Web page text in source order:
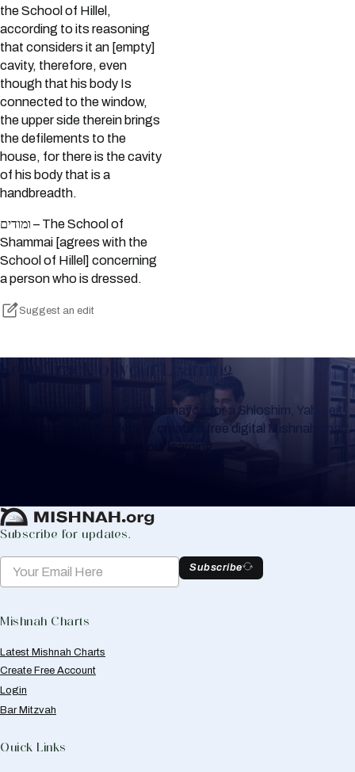
the School of Hillel,
according to its reasoning
that considers it an [empty]
cavity, therefore, even
though that his body Is
connected to the window,
the upper side therein brings
the defilements to the
house, for there is the cavity
of his body that is a
handbreadth.
ומודים – The School of
Shammai [agrees with the
School of Hillel] concerning
a person who is dressed.
Suggest an edit
Keep Track of your Learning
Whether you are learning Mishnayos for a Shloshim, Yahrzeit
or for your own knowledge, create a free digital Mishnah chart
to help you keep track of your learning.
Subscribe for updates.
Subscribe
Mishnah Charts
Latest Mishnah Charts
Create Free Account
Login
Bar Mitzvah
Quick Links